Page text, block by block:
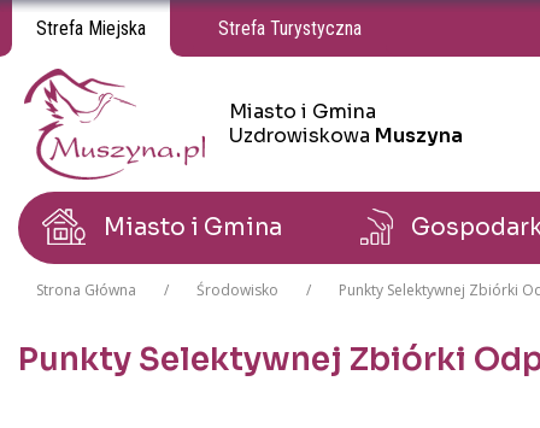
Strefa Miejska Strefa Turystyczna
Miasto i Gmina Uzdrowiskowa Muszyna
Miasto i Gmina
Uzdrowiskowa Muszyna
Miasto i Gmina Uzdrowiskowa Muszyna
Miasto i Gmina
Strona Główna Środowisko Punkty Selektywnej Zbiórki
Punkty Selektywnej Zbiórki